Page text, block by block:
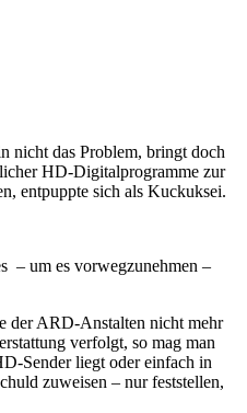
nicht das Problem, bringt doch
HD-Digitalprogramme zur
entpuppte sich als Kuckuksei.
– um es vorwegzunehmen –
der ARD-Anstalten nicht mehr
verfolgt, so mag man
Sender liegt oder einfach in
zuweisen – nur feststellen,